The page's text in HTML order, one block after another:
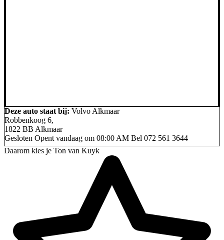
Deze auto staat bij: Volvo Alkmaar
Robbenkoog 6,
1822 BB Alkmaar
Gesloten Opent vandaag om 08:00 AM Bel 072 561 3644
Daarom kies je Ton van Kuyk